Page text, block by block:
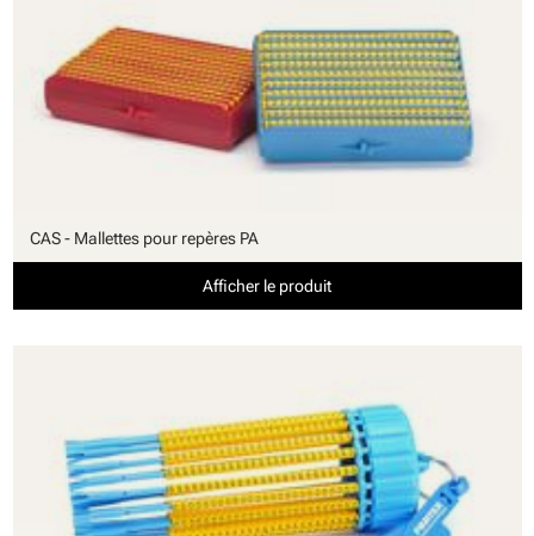
CAS - Mallettes pour repères PA
Afficher le produit